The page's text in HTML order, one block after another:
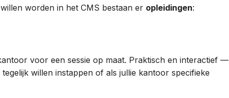
worden in het CMS bestaan er opleidingen:
voor een sessie op maat. Praktisch en interactief —
willen instappen of als jullie kantoor specifieke